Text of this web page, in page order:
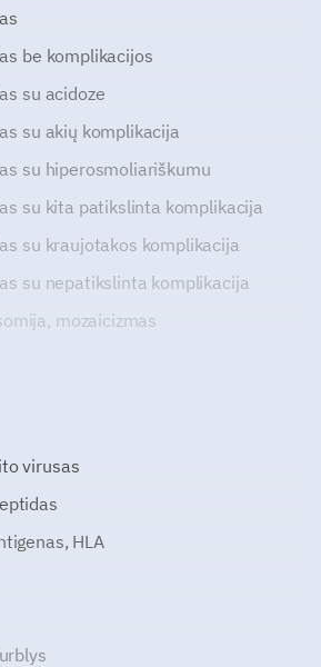
be komplikacijos
su acidoze
su akių komplikacija
su hiperosmoliariškumu
su kita patikslinta komplikacija
su kraujotakos komplikacija
su nepatikslinta komplikacija
mozaicizmas
virusas
HLA